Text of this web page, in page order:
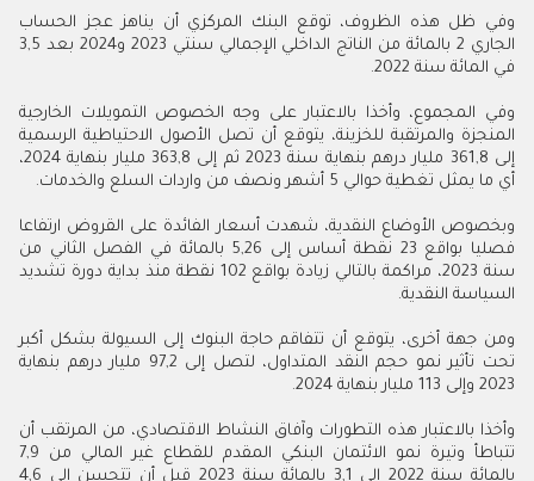
وفي ظل هذه الظروف، توقع البنك المركزي أن يناهز عجز الحساب
الجاري 2 بالمائة من الناتج الداخلي الإجمالي سنتي 2023 و2024 بعد 3,5
في المائة سنة 2022.
وفي المجموع، وأخذا بالاعتبار على وجه الخصوص التمويلات الخارجية
المنجزة والمرتقبة للخزينة، يتوقع أن تصل الأصول الاحتياطية الرسمية
إلى 361,8 مليار درهم بنهاية سنة 2023 ثم إلى 363,8 مليار بنهاية 2024،
أي ما يمثل تغطية حوالي 5 أشهر ونصف من واردات السلع والخدمات.
وبخصوص الأوضاع النقدية، شهدت أسعار الفائدة على القروض ارتفاعا
فصليا بواقع 23 نقطة أساس إلى 5,26 بالمائة في الفصل الثاني من
سنة 2023، مراكمة بالتالي زيادة بواقع 102 نقطة منذ بداية دورة تشديد
السياسة النقدية.
ومن جهة أخرى، يتوقع أن تتفاقم حاجة البنوك إلى السيولة بشكل أكبر
تحت تأثير نمو حجم النقد المتداول، لتصل إلى 97,2 مليار درهم بنهاية
2023 وإلى 113 مليار بنهاية 2024.
وأخذا بالاعتبار هذه التطورات وآفاق النشاط الاقتصادي، من المرتقب أن
تتباطأ وتيرة نمو الائتمان البنكي المقدم للقطاع غير المالي من 7,9
بالمائة سنة 2022 إلى 3,1 بالمائة سنة 2023 قبل أن تتحسن إلى 4,6